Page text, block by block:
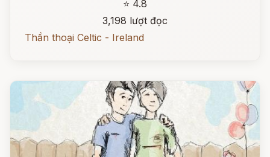
⭐ 4.8
3,198 lượt đọc
Thần thoại Celtic - Ireland